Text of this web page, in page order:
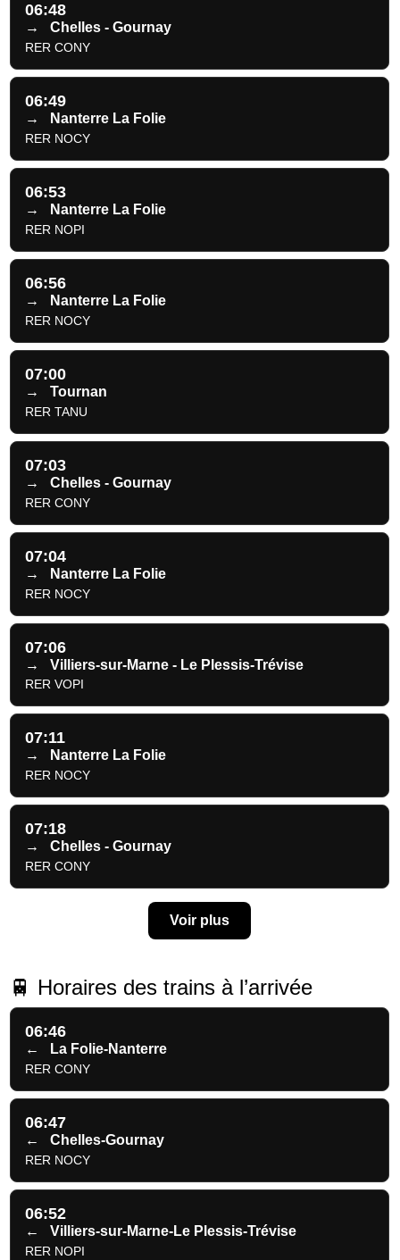
06:48
→ Chelles - Gournay
RER CONY
06:49
→ Nanterre La Folie
RER NOCY
06:53
→ Nanterre La Folie
RER NOPI
06:56
→ Nanterre La Folie
RER NOCY
07:00
→ Tournan
RER TANU
07:03
→ Chelles - Gournay
RER CONY
07:04
→ Nanterre La Folie
RER NOCY
07:06
→ Villiers-sur-Marne - Le Plessis-Trévise
RER VOPI
07:11
→ Nanterre La Folie
RER NOCY
07:18
→ Chelles - Gournay
RER CONY
Voir plus
🚆 Horaires des trains à l’arrivée
06:46
← La Folie-Nanterre
RER CONY
06:47
← Chelles-Gournay
RER NOCY
06:52
← Villiers-sur-Marne-Le Plessis-Trévise
RER NOPI